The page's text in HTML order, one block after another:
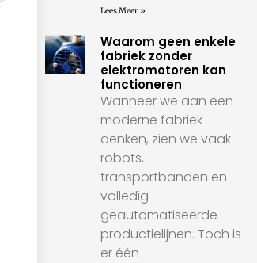
Lees Meer »
Waarom geen enkele
fabriek zonder
elektromotoren kan
functioneren
Wanneer we aan een
moderne fabriek
denken, zien we vaak
robots,
transportbanden en
volledig
geautomatiseerde
productielijnen. Toch is
er één